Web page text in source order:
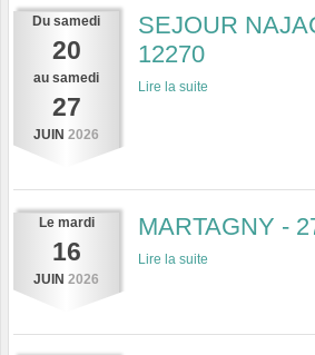
Du samedi
20
au samedi
27
JUIN 2026
SEJOUR
12270
Lire la suite
Le mardi
16
JUIN 2026
MARTAGNY -
Lire la suite